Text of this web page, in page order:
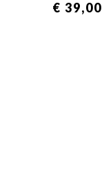
€ 39,00